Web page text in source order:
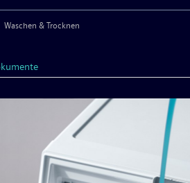
Waschen & Trocknen